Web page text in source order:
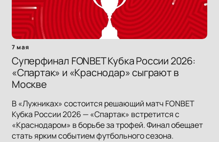
7 мая
Суперфинал FONBET Кубка России 2026:
«Спартак» и «Краснодар» сыграют в
Москве
В «Лужниках» состоится решающий матч FONBET
Кубка России 2026 — «Спартак» встретится с
«Краснодаром» в борьбе за трофей. Финал обещает
стать ярким событием футбольного сезона.